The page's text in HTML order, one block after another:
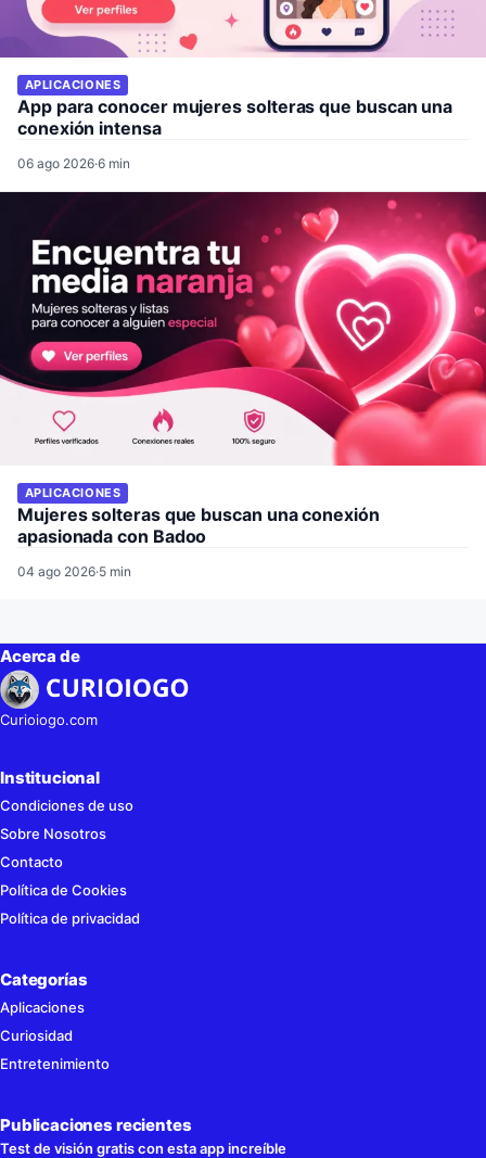
APLICACIONES
App para conocer mujeres solteras que buscan una
conexión intensa
06 ago 2026·6 min
APLICACIONES
Mujeres solteras que buscan una conexión
apasionada con Badoo
04 ago 2026·5 min
Acerca de
Curioiogo.com
Institucional
Condiciones de uso
Sobre Nosotros
Contacto
Política de Cookies
Política de privacidad
Categorías
Aplicaciones
Curiosidad
Entretenimiento
Publicaciones recientes
Test de visión gratis con esta app increíble